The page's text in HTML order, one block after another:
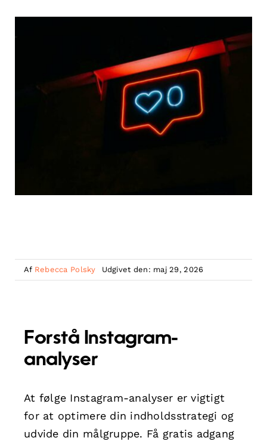
Af Rebecca Polsky Udgivet den: maj 29, 2026
Forstå Instagram-
analyser
At følge Instagram-analyser er vigtigt
for at optimere din indholdsstrategi og
udvide din målgruppe. Få gratis adgang